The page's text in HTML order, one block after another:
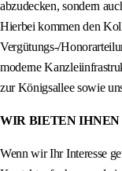
abzudecken, sondern
Hierbei kommen den
Vergütungs-/
moderne
zur Königsallee sowie
WIR BIETEN IHNEN
Wenn wir Ihr Interesse